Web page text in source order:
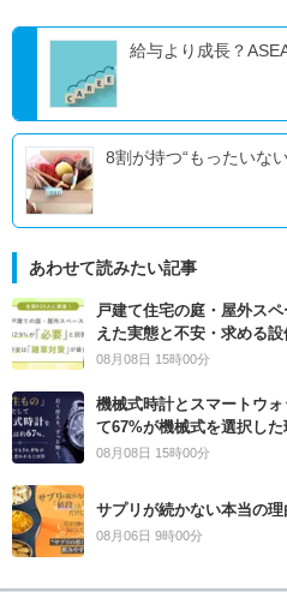
給与より成長？
8割が持つ“もったいな
あわせて読みたい記事
戸建て住宅の庭・屋外ス
えた実態と不安・求める設
08月08日 15時00分
機械式時計とスマートウ
て67%が機械式を選択し
08月08日 15時00分
サプリが続かない本当の
08月06日 9時00分